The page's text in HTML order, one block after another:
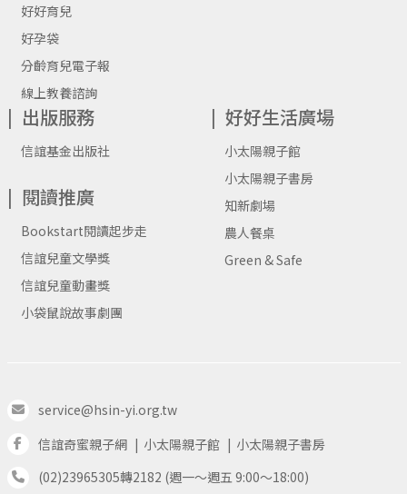
好好育兒
好孕袋
分齡育兒電子報
線上教養諮詢
出版服務
信誼基金出版社
閱讀推廣
Bookstart閱讀起步走
信誼兒童文學獎
信誼兒童動畫獎
小袋鼠說故事劇團
好好生活廣場
小太陽親子館
小太陽親子書房
知新劇場
農人餐桌
Green & Safe
service@hsin-yi.org.tw
信誼奇蜜親子網
小太陽親子館
小太陽親子書房
(02)23965305轉2182 (週一～週五 9:00～18:00)